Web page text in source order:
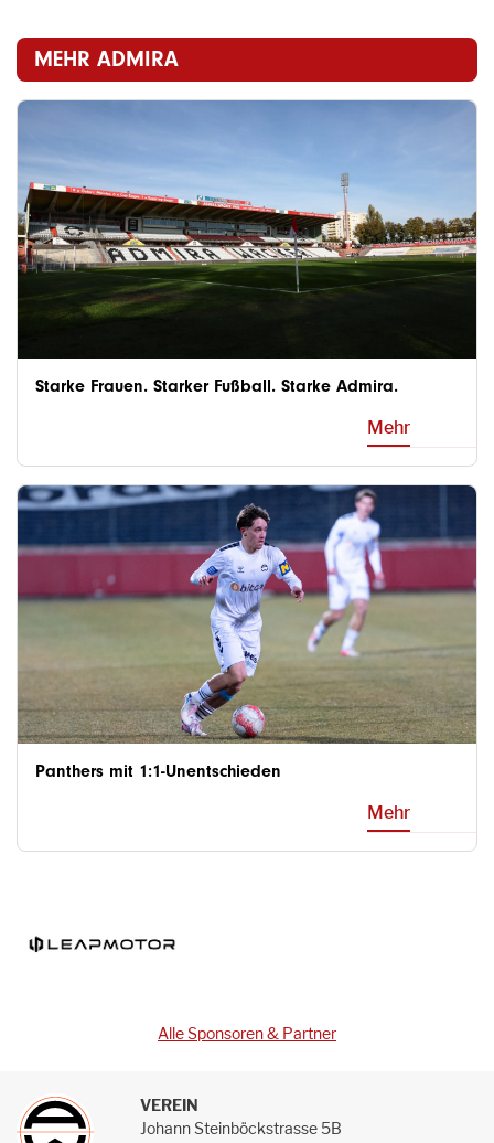
MEHR ADMIRA
Starke Frauen. Starker Fußball. Starke Admira.
Mehr
Panthers mit 1:1-Unentschieden
Mehr
Alle Sponsoren & Partner
VEREIN
Johann Steinböckstrasse 5B